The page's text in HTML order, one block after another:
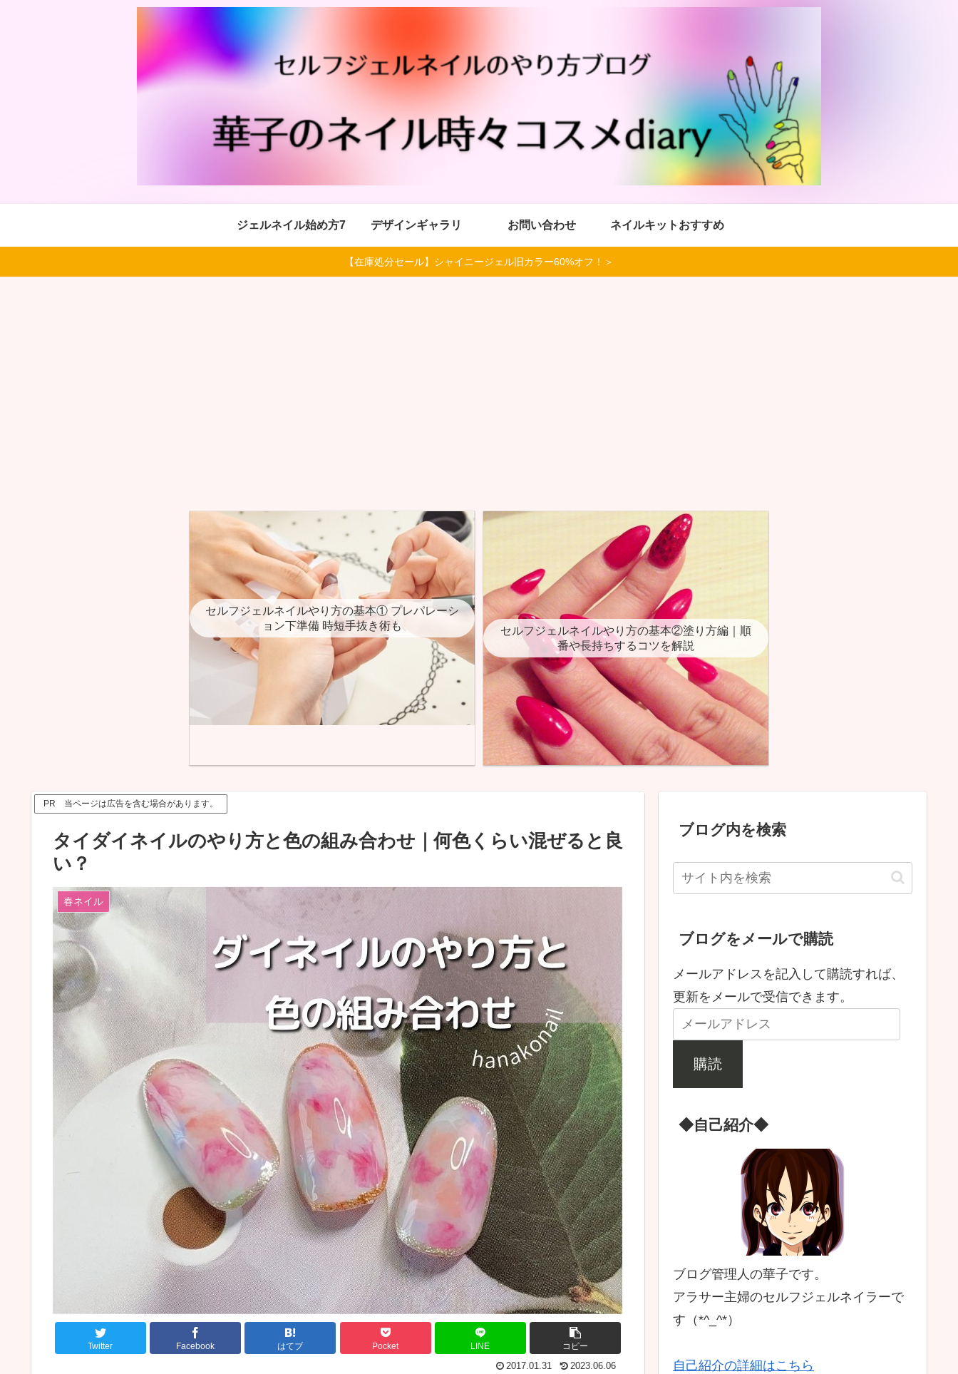
ジェルネイル始め方7 デザインギャラリ お問い合わせ ネイルキットおすすめ
【在庫処分セール】シャイニージェル旧カラー60%オフ！＞
セルフジェルネイルやり方の基本① プレパレーシ
ョン下準備 時短手抜き術も
セルフジェルネイルやり方の基本②塗り方編｜順
番や長持ちするコツを解説
PR 当ページは広告を含む場合があります。
タイダイネイルのやり方と色の組み合わせ｜何色くらい混ぜると良
い？
春ネイル
Twitter Facebook はてブ Pocket LINE コピー
2017.01.31 2023.06.06
ブログ内を検索
ブログをメールで購読
メールアドレスを記入して購読すれば、
更新をメールで受信できます。
購読
◆自己紹介◆
ブログ管理人の華子です。
アラサー主婦のセルフジェルネイラーで
す（*^_^*）
自己紹介の詳細はこちら